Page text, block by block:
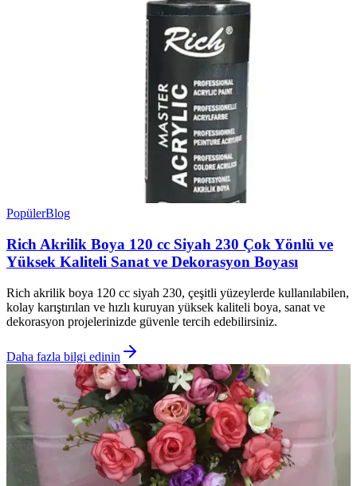
PopülerBlog
Rich Akrilik Boya 120 cc Siyah 230 Çok Yönlü ve
Yüksek Kaliteli Sanat ve Dekorasyon Boyası
Rich akrilik boya 120 cc siyah 230, çeşitli yüzeylerde kullanılabilen,
kolay karıştırılan ve hızlı kuruyan yüksek kaliteli boya, sanat ve
dekorasyon projelerinizde güvenle tercih edebilirsiniz.
Daha fazla bilgi edinin